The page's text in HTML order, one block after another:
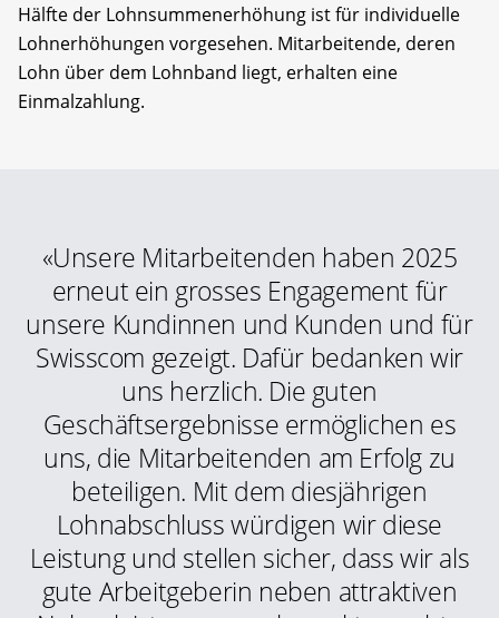
Hälfte der Lohnsummenerhöhung ist für individuelle
Lohnerhöhungen vorgesehen. Mitarbeitende, deren
Lohn über dem Lohnband liegt, erhalten eine
Einmalzahlung.
«Unsere Mitarbeitenden haben 2025
erneut ein grosses Engagement für
unsere Kundinnen und Kunden und für
Swisscom gezeigt. Dafür bedanken wir
uns herzlich. Die guten
Geschäftsergebnisse ermöglichen es
uns, die Mitarbeitenden am Erfolg zu
beteiligen. Mit dem diesjährigen
Lohnabschluss würdigen wir diese
Leistung und stellen sicher, dass wir als
gute Arbeitgeberin neben attraktiven